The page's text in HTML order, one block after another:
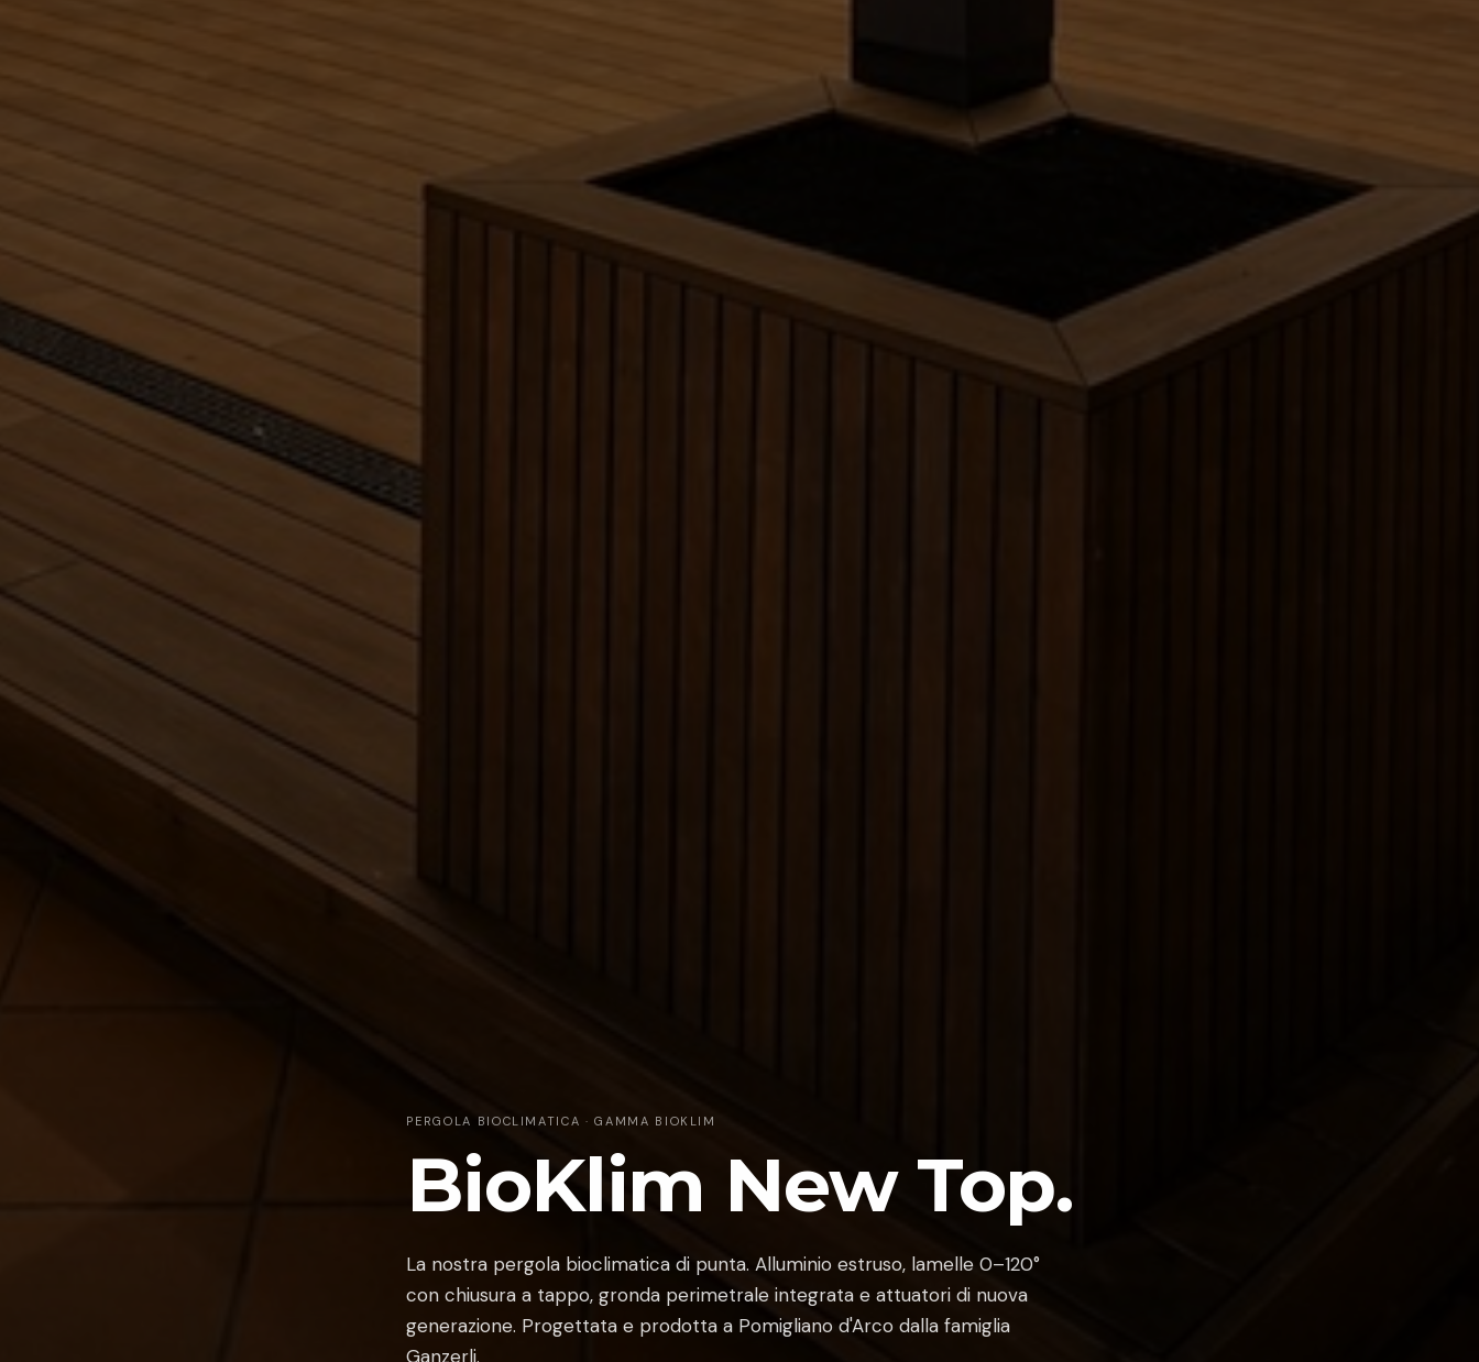
PERGOLA BIOCLIMATICA · GAMMA BIOKLIM
BioKlim New Top.
La nostra pergola bioclimatica di punta. Alluminio estruso, lamelle 0–120°
con chiusura a tappo, gronda perimetrale integrata e attuatori di nuova
generazione. Progettata e prodotta a Pomigliano d'Arco dalla famiglia
Ganzerli.